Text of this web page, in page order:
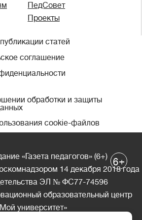
ПедСовет
Проекты
статей
соглашение
обработки и защиты
cookie-файлов
«Газета педагогов» (6+)
14 декабря 2018 года
ЭЛ № ФС77-74596
образовательный центр
университет»
6+